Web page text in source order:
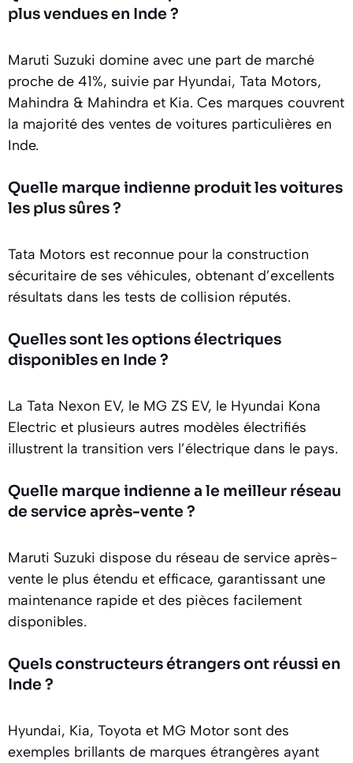
plus vendues en Inde ?
Maruti Suzuki domine avec une part de marché
proche de 41%, suivie par Hyundai, Tata Motors,
Mahindra & Mahindra et Kia. Ces marques couvrent
la majorité des ventes de voitures particulières en
Inde.
Quelle marque indienne produit les voitures
les plus sûres ?
Tata Motors est reconnue pour la construction
sécuritaire de ses véhicules, obtenant d’excellents
résultats dans les tests de collision réputés.
Quelles sont les options électriques
disponibles en Inde ?
La Tata Nexon EV, le MG ZS EV, le Hyundai Kona
Electric et plusieurs autres modèles électrifiés
illustrent la transition vers l’électrique dans le pays.
Quelle marque indienne a le meilleur réseau
de service après-vente ?
Maruti Suzuki dispose du réseau de service après-
vente le plus étendu et efficace, garantissant une
maintenance rapide et des pièces facilement
disponibles.
Quels constructeurs étrangers ont réussi en
Inde ?
Hyundai, Kia, Toyota et MG Motor sont des
exemples brillants de marques étrangères ayant